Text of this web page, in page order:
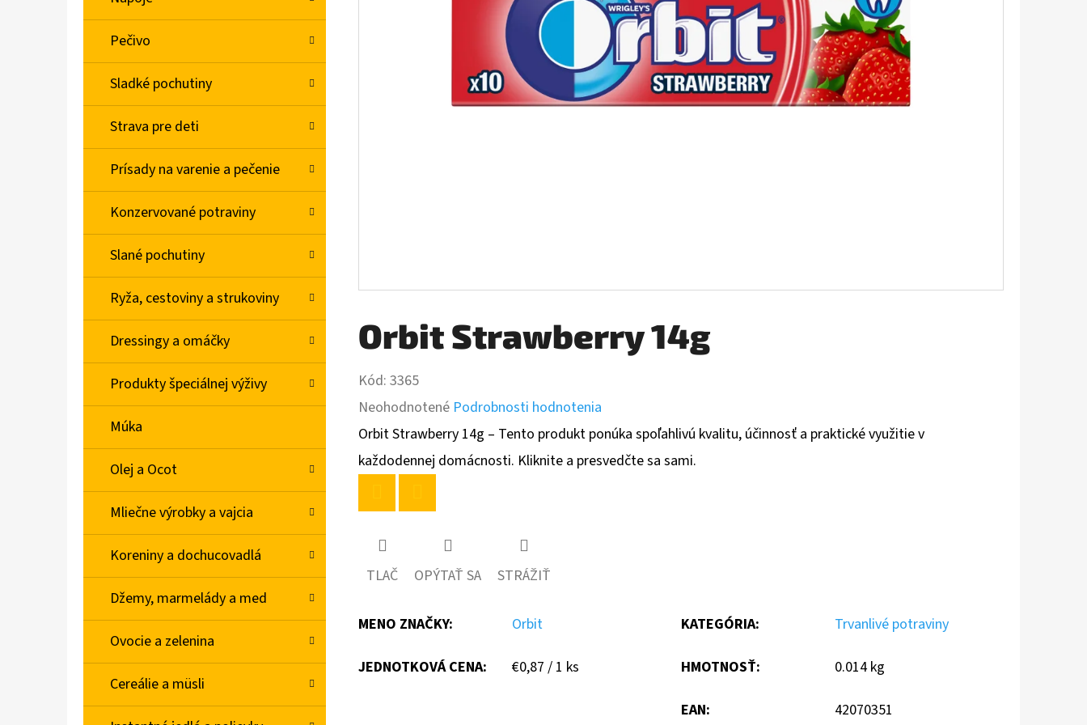
Pečivo
Sladké pochutiny
Strava pre deti
Prísady na varenie a pečenie
Konzervované potraviny
Slané pochutiny
Ryža, cestoviny a strukoviny
Dressingy a omáčky
Produkty špeciálnej výživy
Múka
Olej a Ocot
Mliečne výrobky a vajcia
Koreniny a dochucovadlá
Džemy, marmelády a med
Ovocie a zelenina
Cereálie a müsli
Orbit Strawberry 14g
Kód: 3365
Priemerné
hodnotenie
produktu
0,0
Neohodnotené Podrobnosti hodnotenia
Orbit Strawberry 14g – Tento produkt ponúka spoľahlivú kvalitu, účinnosť a praktické využitie v
každodennej domácnosti. Kliknite a presvedčte sa sami.
TLAČ OPÝTAŤ SA STRÁŽIŤ
MENO ZNAČKY: Orbit
JEDNOTKOVÁ CENA:
Jednotková
€0,87 / 1 ks
KATEGÓRIA: Trvanlivé potraviny
HMOTNOSŤ: 0.014 kg
EAN: 42070351
€4,78
COCCOLINO SETA AVIVÁŽ 645ML
€2,76
Pôvodne:€3,25